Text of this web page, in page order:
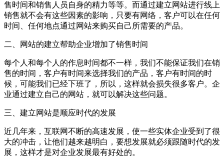
售时间和销售人员自身的精力等等。而通过建立网站进行线上
销售就不会有这些因素的影响，只要有网络，客户可以在任何
时间、任何地点通过网站来购买自己所需要的产品。
二、网站的建立帮助企业增加了销售时间
每个人和每个人的作息时间都不一样，我们不能保证我们在销
售的时间，客户有时间来选择我们的产品，客户有时间的时
候，可能我们已经下班了，所以，这样就会损失很多客户。企
业通过建立自己的网站，就可以解决这些问题。
三、建立网站是顺应时代的发展
近几年来，互联网不断的高速发展，使一些实体企业受到了很
大的冲击，让他们越来越明白，要想发展就必须跟随时代的发
展，这样才是对企业发展最有好处的。